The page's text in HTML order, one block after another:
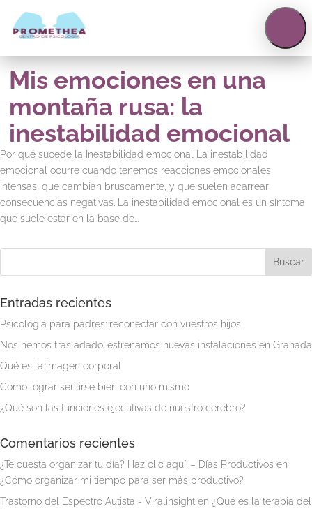
623158297 info@centropromethea.com
Mis emociones en una
montaña rusa: la
inestabilidad emocional
Por qué sucede la Inestabilidad emocional La inestabilidad
emocional ocurre cuando tenemos reacciones emocionales
intensas, que cambian bruscamente, y que suelen acarrear
consecuencias negativas. La inestabilidad emocional es un síntoma
que suele estar en la base de...
Entradas recientes
Psicología para padres: reconectar con vuestros hijos
Nos hemos trasladado: estrenamos nuevas instalaciones en Granada
Qué es la imagen corporal
Cómo lograr sentirse bien con uno mismo
¿Qué son las funciones ejecutivas de nuestro cerebro?
Comentarios recientes
¿Te cuesta organizar tu día? Haz clic aquí. – Días Productivos en
¿Cómo organizar mi tiempo para ser más productivo?
Trastorno del Espectro Autista - Viralinsight en ¿Qué es la terapia del